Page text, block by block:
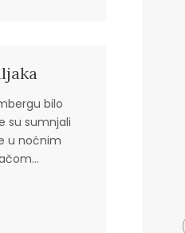
bilo
su sumnjali
u noćnim